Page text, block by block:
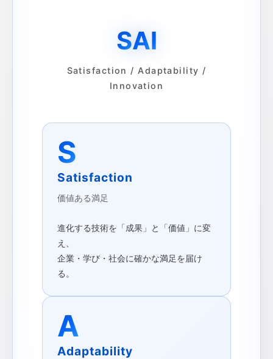
SAI
Satisfaction / Adaptability /
Innovation
S
Satisfaction
価値ある満足
進化する技術を「成果」と「価値」に変
え、
企業・学び・社会に確かな満足を届け
る。
A
Adaptability